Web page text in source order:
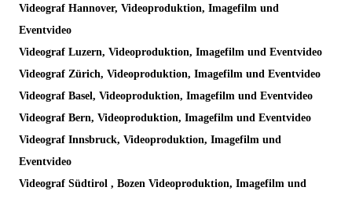
Videograf Hannover, Videoproduktion, Imagefilm und
Eventvideo
Videograf Luzern, Videoproduktion, Imagefilm und Eventvideo
Videograf Zürich, Videoproduktion, Imagefilm und Eventvideo
Videograf Basel, Videoproduktion, Imagefilm und Eventvideo
Videograf Bern, Videoproduktion, Imagefilm und Eventvideo
Videograf Innsbruck, Videoproduktion, Imagefilm und
Eventvideo
Videograf Südtirol , Bozen Videoproduktion, Imagefilm und